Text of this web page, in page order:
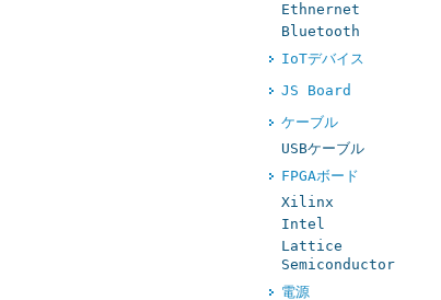
Ethnernet
Bluetooth
IoTデバイス
JS Board
ケーブル
USBケーブル
FPGAボード
Xilinx
Intel
Lattice
Semiconductor
電源